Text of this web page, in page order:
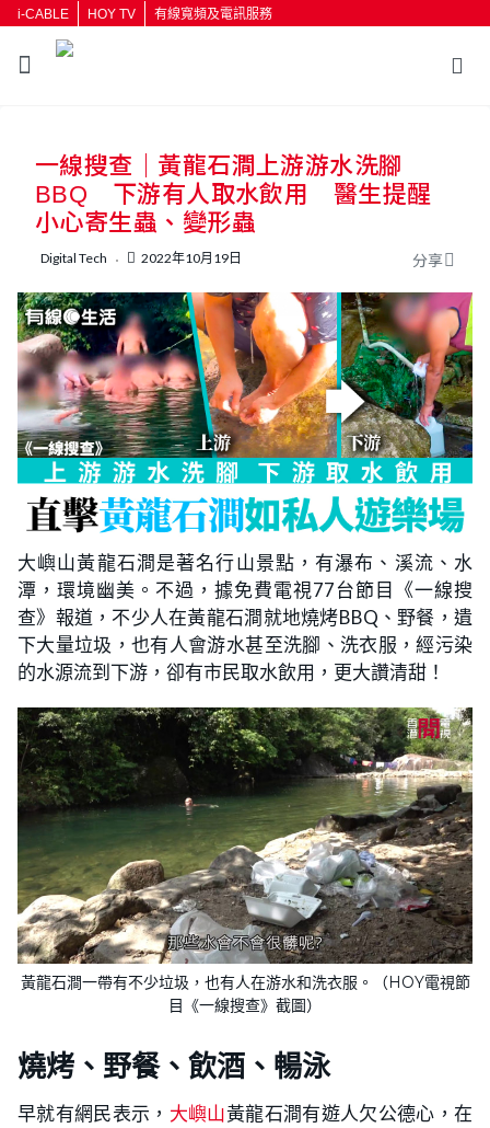
i-CABLE HOY TV 有線寬頻及電訊服務
按輸入鍵開始搜尋
一線搜查｜黃龍石澗上游游水洗腳
BBQ 下游有人取水飲用 醫生提醒
小心寄生蟲、變形蟲
Digital Tech 2022年10月19日 分享
大嶼山黃龍石澗是著名行山景點，有瀑布、溪流、水
潭，環境幽美。不過，據免費電視77台節目《一線搜
查》報道，不少人在黃龍石澗就地燒烤BBQ、野餐，遺
下大量垃圾，也有人會游水甚至洗腳、洗衣服，經污染
的水源流到下游，卻有市民取水飲用，更大讚清甜！
黃龍石澗一帶有不少垃圾，也有人在游水和洗衣服。（HOY電視節
目《一線搜查》截圖）
燒烤、野餐、飲酒、暢泳
早就有網民表示， 大嶼山黃龍石澗有遊人欠公德心，在